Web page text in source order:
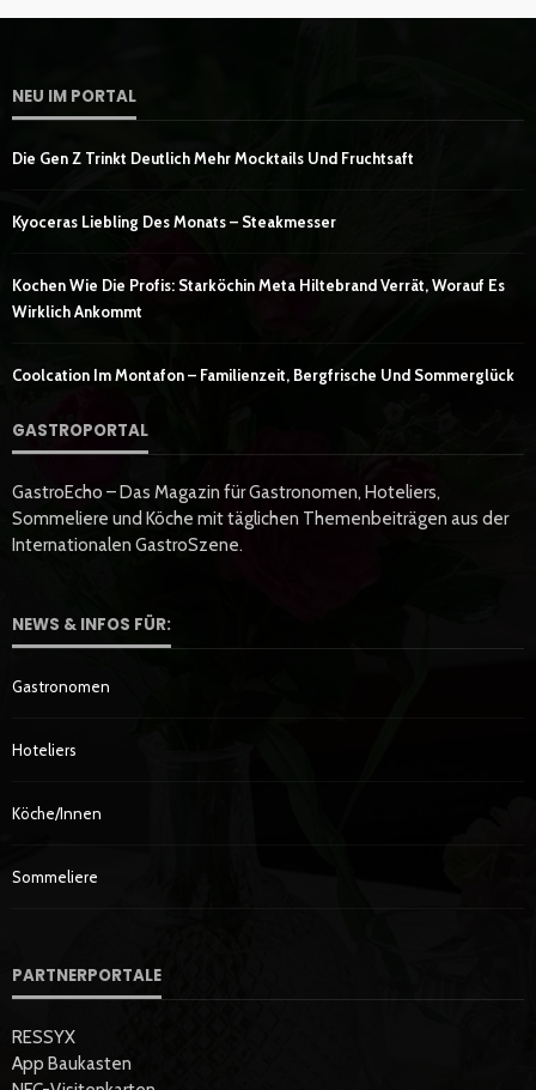
NEU IM PORTAL
Die Gen Z Trinkt Deutlich Mehr Mocktails Und Fruchtsaft
Kyoceras Liebling Des Monats – Steakmesser
Kochen Wie Die Profis: Starköchin Meta Hiltebrand Verrät, Worauf Es
Wirklich Ankommt
Coolcation Im Montafon – Familienzeit, Bergfrische Und Sommerglück
GASTROPORTAL
GastroEcho – Das Magazin für Gastronomen, Hoteliers,
Sommeliere und Köche mit täglichen Themenbeiträgen aus der
Internationalen GastroSzene.
NEWS & INFOS FÜR:
Gastronomen
Hoteliers
Köche/innen
Sommeliere
PARTNERPORTALE
RESSYX
App Baukasten